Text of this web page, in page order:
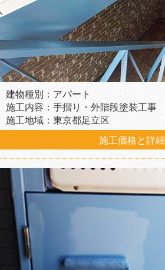
建物種別：アパート
施工内容：手摺り・外階段塗装工事
施工地域：東京都足立区
施工価格と詳細